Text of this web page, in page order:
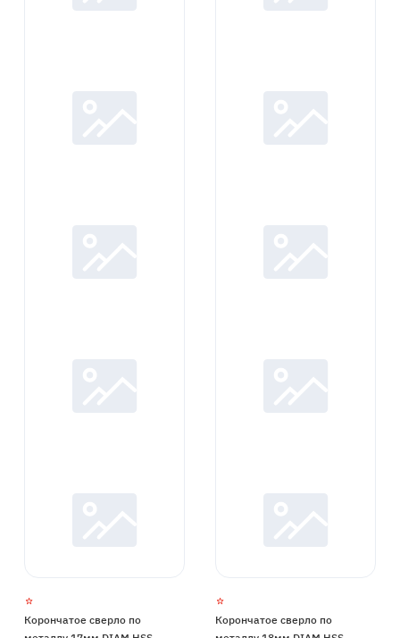
Корончатое сверло по
Корончатое сверло по